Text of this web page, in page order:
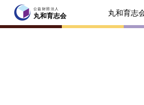
公益財団法人
丸和育志会
公益財団法人
丸和育志会 丸和育志